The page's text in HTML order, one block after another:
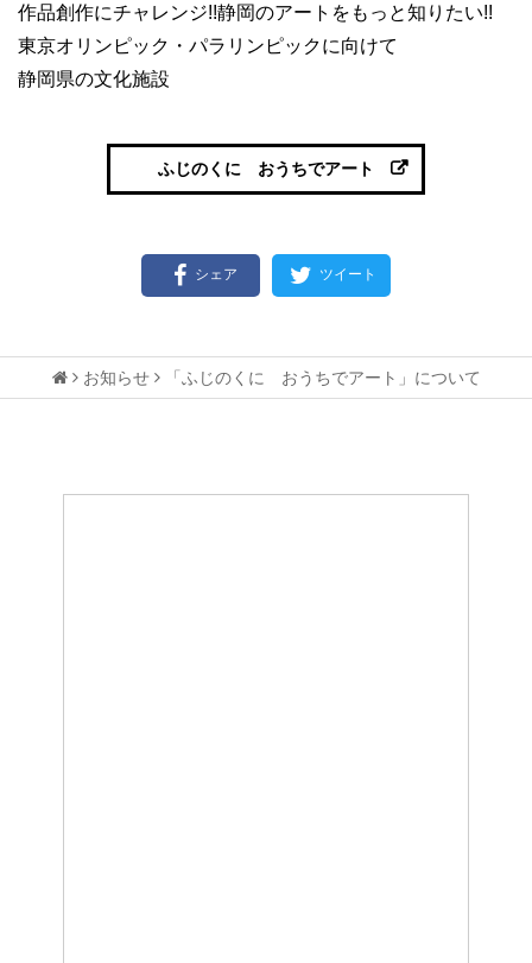
作品創作にチャレンジ!!静岡のアートをもっと知りたい!!
東京オリンピック・パラリンピックに向けて
静岡県の文化施設
ふじのくに おうちでアート
シェア ツイート
お知らせ 「ふじのくに おうちでアート」について